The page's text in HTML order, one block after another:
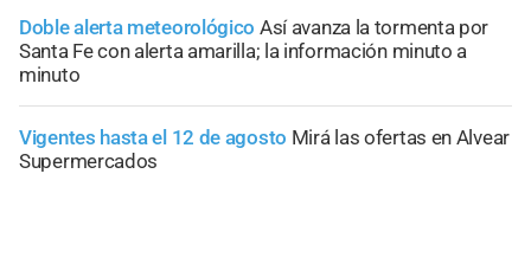
Doble alerta meteorológico Así avanza la tormenta por
Santa Fe con alerta amarilla; la información minuto a
minuto
Vigentes hasta el 12 de agosto Mirá las ofertas en Alvear
Supermercados